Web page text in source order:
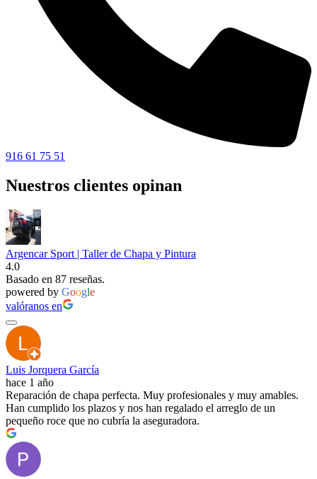
916 61 75 51
Nuestros clientes opinan
Argencar Sport | Taller de Chapa y Pintura
4.0
Basado en 87 reseñas.
powered by Google
valóranos en
Luis Jorquera García
hace 1 año
Reparación de chapa perfecta. Muy profesionales y muy amables.
Han cumplido los plazos y nos han regalado el arreglo de un
pequeño roce que no cubría la aseguradora.